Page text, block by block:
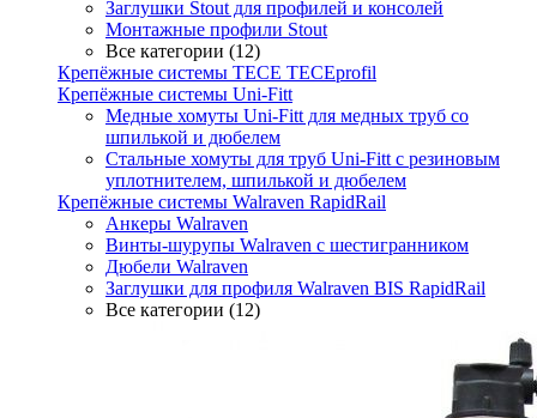
Заглушки Stout для профилей и консолей
Монтажные профили Stout
Все категории (12)
Крепёжные системы TECE TECEprofil
Крепёжные системы Uni-Fitt
Медные хомуты Uni-Fitt для медных труб со
шпилькой и дюбелем
Стальные хомуты для труб Uni-Fitt с резиновым
уплотнителем, шпилькой и дюбелем
Крепёжные системы Walraven RapidRail
Анкеры Walraven
Винты-шурупы Walraven с шестигранником
Дюбели Walraven
Заглушки для профиля Walraven BIS RapidRail
Все категории (12)